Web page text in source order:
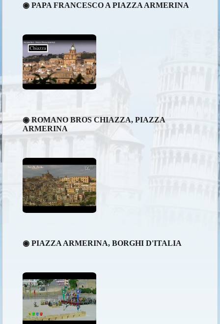
◉ PAPA FRANCESCO A PIAZZA ARMERINA
◉ ROMANO BROS CHIAZZA, PIAZZA
ARMERINA
◉ PIAZZA ARMERINA, BORGHI D'ITALIA